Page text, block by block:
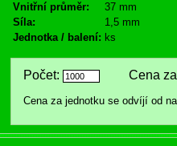
Vnitřní průměr:
37 mm
Síla:
1,5 mm
Jednotka / balení: ks
Počet: Cena za
Cena za jednotku se odvíjí od